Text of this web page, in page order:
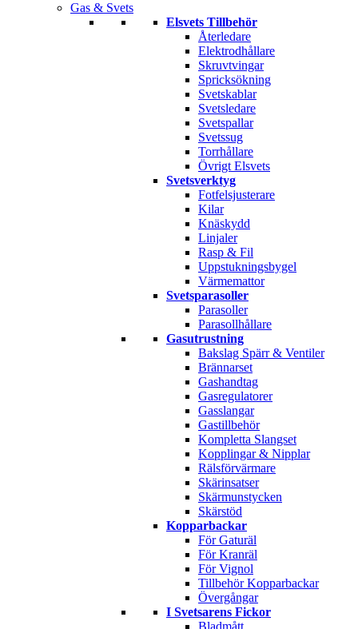
Gas & Svets
Elsvets Tillbehör
Återledare
Elektrodhållare
Skruvtvingar
Spricksökning
Svetskablar
Svetsledare
Svetspallar
Svetssug
Torrhållare
Övrigt Elsvets
Svetsverktyg
Fotfelsjusterare
Kilar
Knäskydd
Linjaler
Rasp & Fil
Uppstukningsbygel
Värmemattor
Svetsparasoller
Parasoller
Parasollhållare
Gasutrustning
Bakslag Spärr & Ventiler
Brännarset
Gashandtag
Gasregulatorer
Gasslangar
Gastillbehör
Kompletta Slangset
Kopplingar & Nipplar
Rälsförvärmare
Skärinsatser
Skärmunstycken
Skärstöd
Kopparbackar
För Gaturäl
För Kranräl
För Vignol
Tillbehör Kopparbackar
Övergångar
I Svetsarens Fickor